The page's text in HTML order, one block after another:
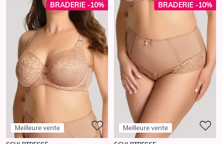
BRADERIE -10%
Meilleure vente
BRADERIE -10%
Meilleure vente